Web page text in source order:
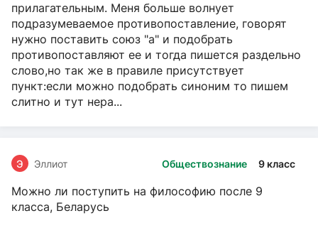
прилагательным. Меня больше волнует
подразумеваемое противопоставление, говорят
нужно поставить союз "а" и подобрать
противопоставляют ее и тогда пишется раздельно
слово,но так же в правиле присутствует
пункт:если можно подобрать синоним то пишем
слитно и тут нера...
Обществознание 9 класс
Э Эллиот
Можно ли поступить на философию после 9
класса, Беларусь